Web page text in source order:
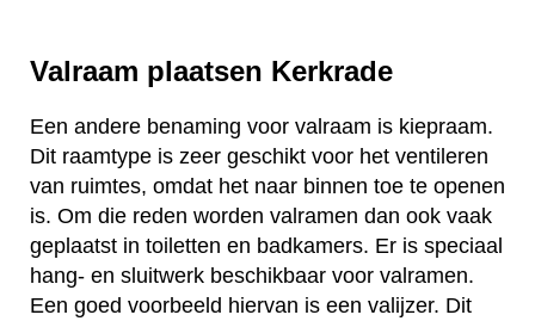
Valraam plaatsen Kerkrade
Een andere benaming voor valraam is kiepraam.
Dit raamtype is zeer geschikt voor het ventileren
van ruimtes, omdat het naar binnen toe te openen
is. Om die reden worden valramen dan ook vaak
geplaatst in toiletten en badkamers. Er is speciaal
hang- en sluitwerk beschikbaar voor valramen.
Een goed voorbeeld hiervan is een valijzer. Dit